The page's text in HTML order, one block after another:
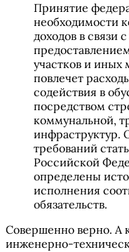
Принятие
необходимости
доходов в связи
участков и
повлечет
содействия в
посредством
коммунальной,
инфраструктур.
требований
Российской
определены
исполнения
обязательств.
Совершенно верно. А
инженерно-